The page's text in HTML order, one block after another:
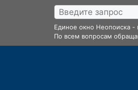
Единое окно Неопоиска
По всем вопросам